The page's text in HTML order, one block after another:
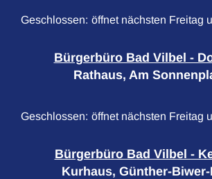
Klicken, um weitere Öffnungs- oder
Geschlossen: öffnet nächsten Freitag
Bürgerbüro Bad Vilbel -
Rathaus, Am
Klicken, um weitere Öffnungs- oder
Geschlossen: öffnet nächsten Freitag
Bürgerbüro Bad Vilbel -
Kurhaus, Günther-Biwer-